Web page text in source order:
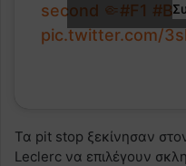
second 🤏#F1
pic.twitter.com/
Τα pit stop ξεκίνησαν
Leclerc να επιλέγουν